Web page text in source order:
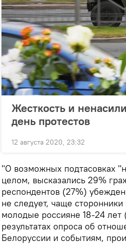
Жесткость и
день протестов
12 августа 2020, 23:32
"О возможных подтасовках
целом, высказались 29%
респондентов (27%)
не следует, чаще
молодые россияне 18-24
результатах опроса об
Белоруссии и событиям,